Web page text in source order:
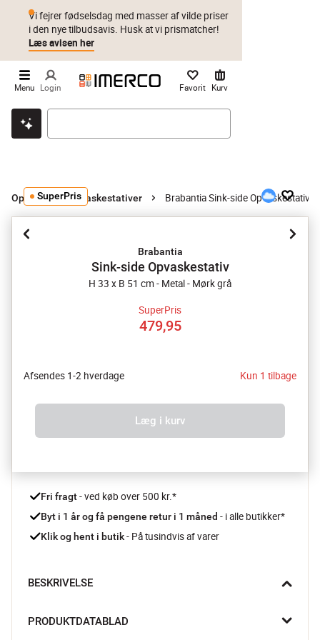
Klik & hent Byt i 1 år Prismatch
Vi fejrer fødselsdag med masser af vilde priser
i den nye tilbudsavis. Husk at vi prismatcher!
Læs avisen her
Menu Login Favorit Kurv
Opvask Opvaskestativer Brabantia Sink-side Opvaskestativ
SuperPris
Brabantia
Sink-side Opvaskestativ
H 33 x B 51 cm - Metal - Mørk grå
SuperPris
479,95
Afsendes 1-2 hverdage Kun 1 tilbage
Læg i kurv
Fri fragt - ved køb over 500 kr.*
Byt i 1 år og få pengene retur i 1 måned - i alle butikker*
Klik og hent i butik - På tusindvis af varer
BESKRIVELSE
smarte Sink-side opvaskestativ fra Brabantia – og nyd synet af
PRODUKTDATABLAD